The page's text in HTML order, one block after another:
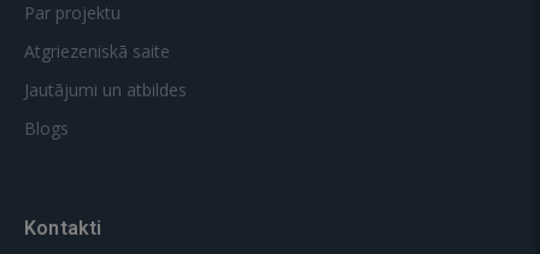
Par projektu
Atgriezeniskā saite
Jautājumi un atbildes
Blogs
Kontakti